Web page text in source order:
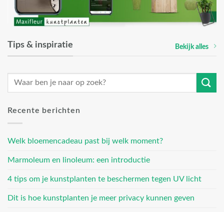
Tips & inspiratie Bekijk alles
Recente berichten
Welk bloemencadeau past bij welk moment?
Marmoleum en linoleum: een introductie
4 tips om je kunstplanten te beschermen tegen UV licht
Dit is hoe kunstplanten je meer privacy kunnen geven